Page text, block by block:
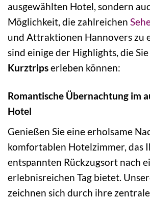
ausgewählten Hotel, sondern
Möglichkeit, die zahlreichen
und Attraktionen Hannovers zu
sind einige der Highlights, die
Kurztripserleben können:
Romantische Übernachtung im
Hotel
Genießen Sie eine erholsame
komfortablen Hotelzimmer, das
entspannten Rückzugsort nach
erlebnisreichen Tag bietet.
zeichnen sich durch ihre